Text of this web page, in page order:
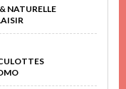
NATURELLE